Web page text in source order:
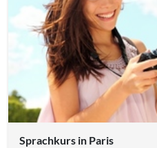
Sprachkurs in Paris